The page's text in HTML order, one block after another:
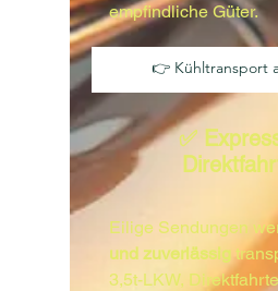
empfindliche Güter.
👉 Kühltransport
✅
Eilige Sendungen
und zuverlässig
3,5t-LKW,